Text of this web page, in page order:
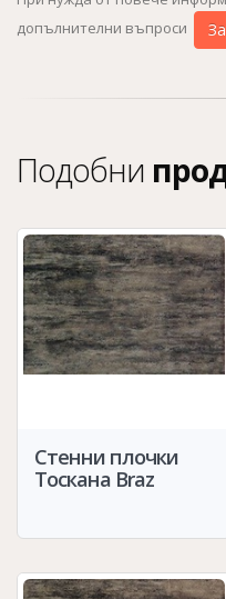
допълнителни въпроси
Подобни
Стенни плочки
Тоскана Braz